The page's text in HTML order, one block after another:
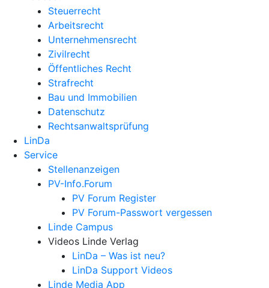
Steuerrecht
Arbeitsrecht
Unternehmens­recht
Zivilrecht
Öffentliches Recht
Strafrecht
Bau und Immobilien
Datenschutz
Rechtsanwalts­prüfung
LinDa
Service
Stellenanzeigen
PV-Info.Forum
PV Forum Register
PV Forum-Passwort vergessen
Linde Campus
Videos Linde Verlag
LinDa – Was ist neu?
LinDa Support Videos
Linde Media App